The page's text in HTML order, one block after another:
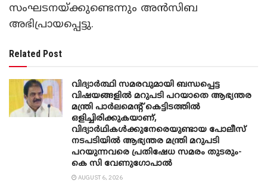
സംഘടനയ്ക്കുണ്ടെന്നും അൻസിബ
അഭിപ്രായപ്പെട്ടു.
Related Post
വിദ്യാർത്ഥി സമരവുമായി ബന്ധപ്പെട്ട
വിഷയങ്ങളിൽ മറുപടി പറയാതെ ആഭ്യന്തര
മന്ത്രി പാർലമെന്റ് കെട്ടിടത്തിൽ
ഒളിച്ചിരിക്കുകയാണ്,
വിദ്യാർഥികൾക്കുനേരെയുണ്ടായ പോലീസ്
നടപടിയിൽ ആഭ്യന്തര മന്ത്രി മറുപടി
പറയുന്നവരെ പ്രതിഷേധ സമരം തുടരും-
കെ സി വേണു​ഗോപാൽ
AUGUST 6, 2026